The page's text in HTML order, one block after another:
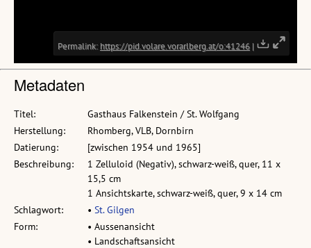
Metadaten
Titel:
Gasthaus Falkenstein / St. Wolfgang
Herstellung:
Rhomberg, VLB, Dornbirn
Datierung:
[zwischen 1954 und 1965]
Beschreibung:
1 Zelluloid (Negativ), schwarz-weiß, quer, 11 x
15,5 cm
1 Ansichtskarte, schwarz-weiß, quer, 9 x 14 cm
Schlagwort:
• St. Gilgen
Form:
• Aussenansicht
• Landschaftsansicht